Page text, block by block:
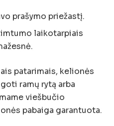
prašymo priežastį.
laikotarpiais
patarimais, kelionės
ramų rytą arba
viešbučio
pabaiga garantuota.